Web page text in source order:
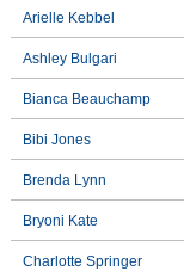
Arielle Kebbel
Ashley Bulgari
Bianca Beauchamp
Bibi Jones
Brenda Lynn
Bryoni Kate
Charlotte Springer